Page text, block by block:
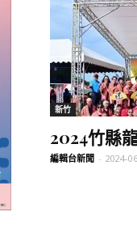
新竹
2024竹縣
編輯台新聞 - 2024-